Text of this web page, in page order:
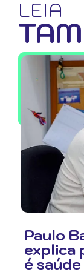
LEIA
Paulo
explica
é